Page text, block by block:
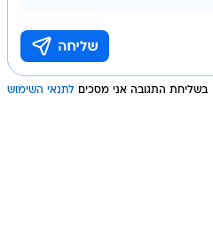
בשליחת התגובה אני מסכים לתנאי השימוש